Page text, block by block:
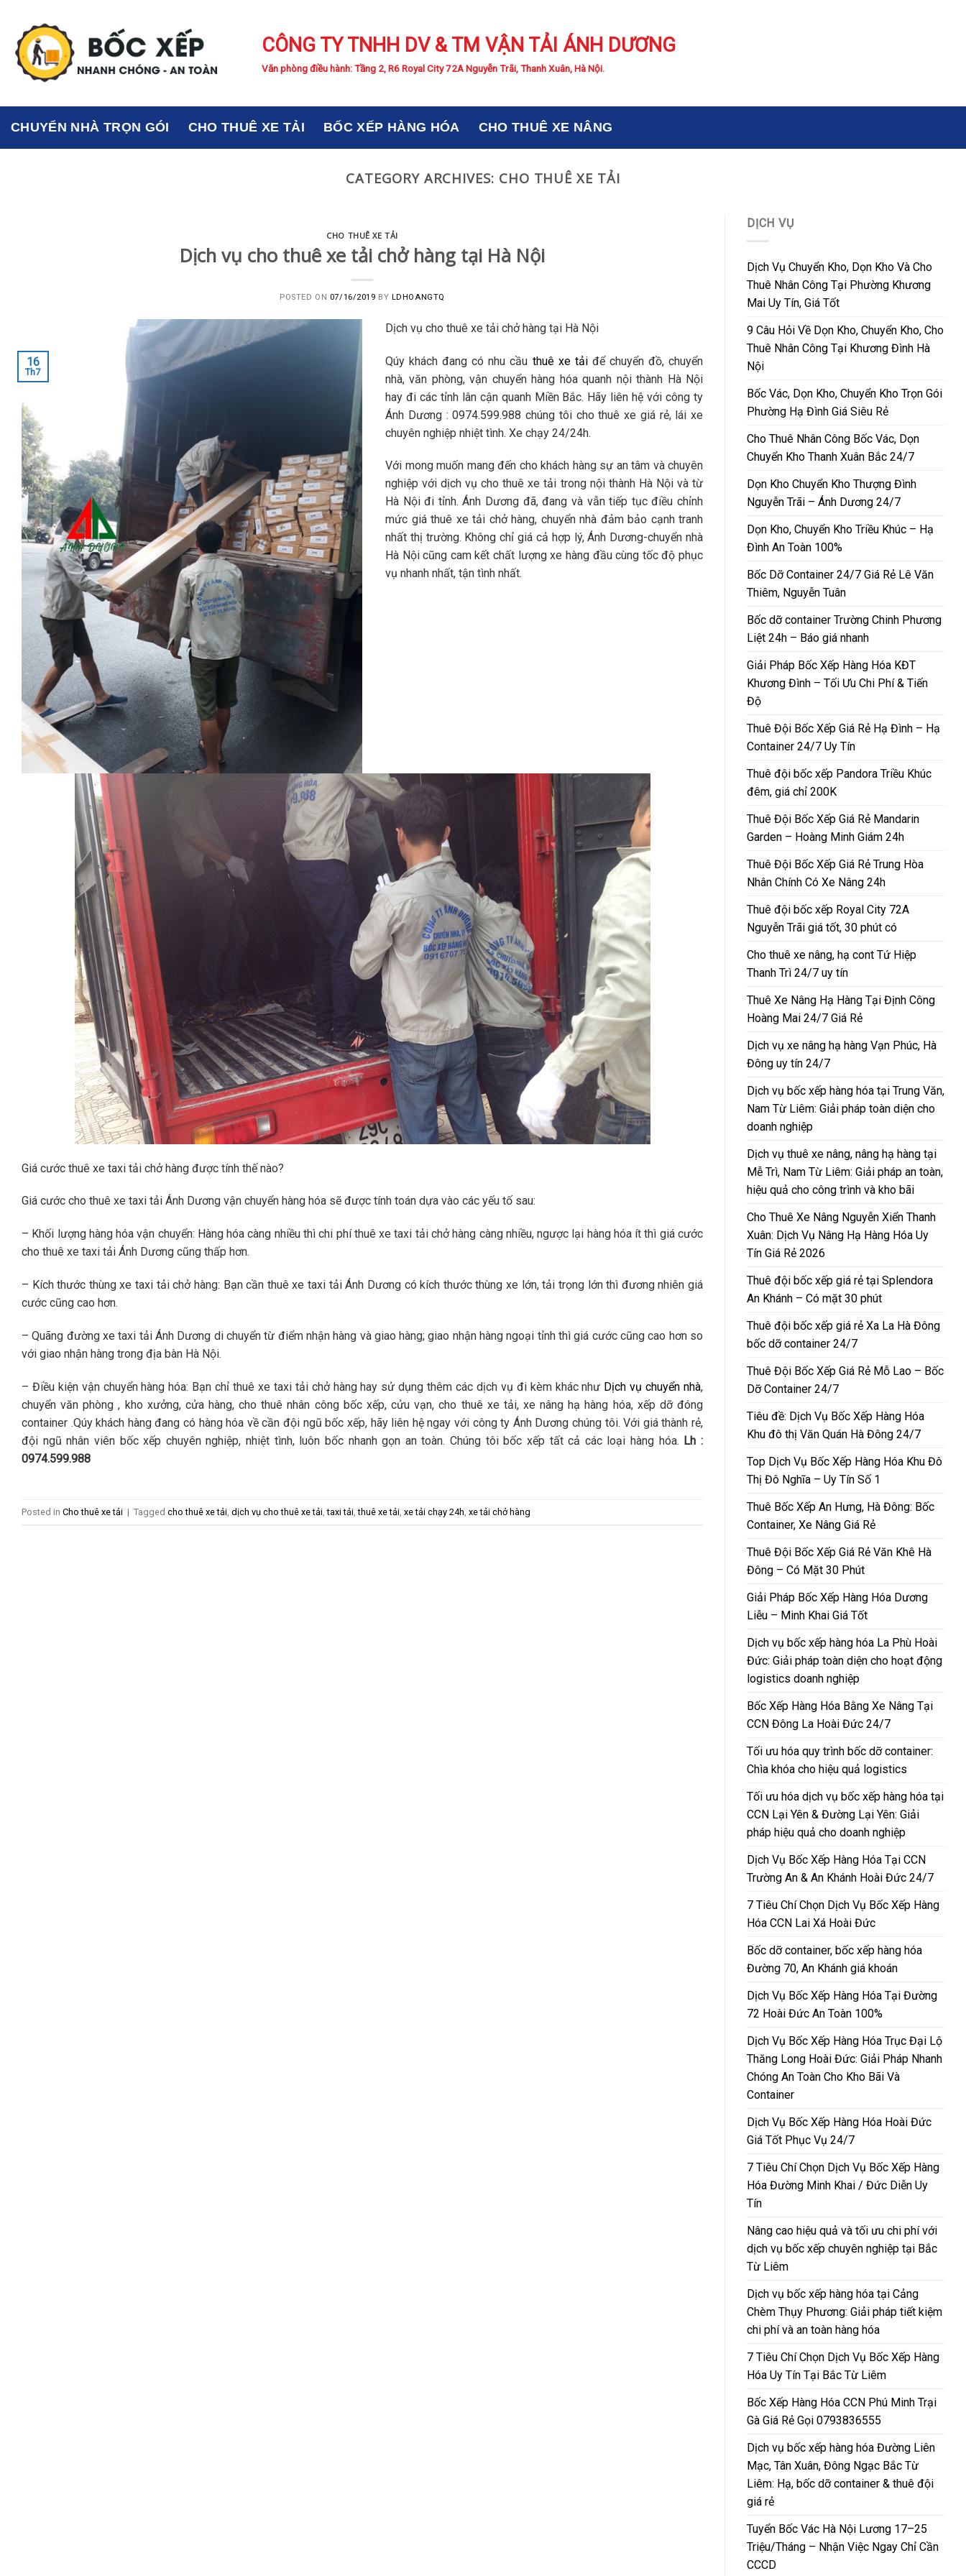
content
CÔNG TY TNHH DV & TM VẬN TẢI ÁNH DƯƠNG
Văn phòng điều hành: Tầng 2, R6 Royal City 72A Nguyễn Trãi, Thanh Xuân, Hà Nội.
CHUYỂN NHÀ TRỌN GÓI CHO THUÊ XE TẢI BỐC XẾP HÀNG HÓA CHO THUÊ XE NÂNG
CATEGORY ARCHIVES: CHO THUÊ XE TẢI
CHO THUÊ XE TẢI
Dịch vụ cho thuê xe tải chở hàng tại Hà Nội
POSTED ON 07/16/2019 BY LDHOANGTQ
16
Th7
Dịch vụ cho thuê xe tải chở hàng tại Hà Nội
Qúy khách đang có nhu cầu thuê xe tảiđể chuyển đồ, chuyển
nhà, văn phòng, vận chuyển hàng hóa quanh nội thành Hà Nội
hay đi các tỉnh lân cận quanh Miền Bắc. Hãy liên hệ với công ty
Ánh Dương : 0974.599.988 chúng tôi cho thuê xe giá rẻ, lái xe
chuyên nghiệp nhiệt tình. Xe chạy 24/24h.
Với mong muốn mang đến cho khách hàng sự an tâm và chuyên
nghiệp với dịch vụ cho thuê xe tải trong nội thành Hà Nội và từ
Hà Nội đi tỉnh. Ánh Dương đã, đang và vẫn tiếp tục điều chỉnh
mức giá thuê xe tải chở hàng, chuyển nhà đảm bảo cạnh tranh
nhất thị trường. Không chỉ giá cả hợp lý, Ánh Dương-chuyển nhà
Hà Nội cũng cam kết chất lượng xe hàng đầu cùng tốc độ phục
vụ nhanh nhất, tận tình nhất.
Giá cước thuê xe taxi tải chở hàng được tính thế nào?
Giá cước cho thuê xe taxi tải Ánh Dương vận chuyển hàng hóa sẽ được tính toán dựa vào các yếu tố sau:
– Khối lượng hàng hóa vận chuyển: Hàng hóa càng nhiều thì chi phí thuê xe taxi tải chở hàng càng nhiều, ngược lại hàng hóa ít thì giá cước
cho thuê xe taxi tải Ánh Dương cũng thấp hơn.
– Kích thước thùng xe taxi tải chở hàng: Bạn cần thuê xe taxi tải Ánh Dương có kích thước thùng xe lớn, tải trọng lớn thì đương nhiên giá
cước cũng cao hơn.
– Quãng đường xe taxi tải Ánh Dương di chuyển từ điểm nhận hàng và giao hàng; giao nhận hàng ngoại tỉnh thì giá cước cũng cao hơn so
với giao nhận hàng trong địa bàn Hà Nội.
– Điều kiện vận chuyển hàng hóa: Bạn chỉ thuê xe taxi tải chở hàng hay sử dụng thêm các dịch vụ đi kèm khác như Dịch vụ chuyển nhà,
chuyển văn phòng , kho xưởng, cửa hàng, cho thuê nhân công bốc xếp, cửu vạn, cho thuê xe tải, xe nâng hạ hàng hóa, xếp dỡ đóng
container .Qúy khách hàng đang có hàng hóa về cần đội ngũ bốc xếp, hãy liên hệ ngay với công ty Ánh Dương chúng tôi. Với giá thành rẻ,
đội ngũ nhân viên bốc xếp chuyên nghiệp, nhiệt tình, luôn bốc nhanh gọn an toàn. Chúng tôi bốc xếp tất cả các loại hàng hóa. Lh :
0974.599.988
Posted in Cho thuê xe tải | Tagged cho thuê xe tải dịch vụ cho thuê xe tải ,taxi tải ,thuê xe tải xe tải chạy 24h xe tải chở hàng
DỊCH VỤ
Dịch Vụ Chuyển Kho, Dọn Kho Và Cho
Thuê Nhân Công Tại Phường Khương
Mai Uy Tín, Giá Tốt
9 Câu Hỏi Về Dọn Kho, Chuyển Kho, Cho
Thuê Nhân Công Tại Khương Đình Hà
Nội
Bốc Vác, Dọn Kho, Chuyển Kho Trọn Gói
Phường Hạ Đình Giá Siêu Rẻ
Cho Thuê Nhân Công Bốc Vác, Dọn
Chuyển Kho Thanh Xuân Bắc 24/7
Dọn Kho Chuyển Kho Thượng Đình
Nguyễn Trãi – Ánh Dương 24/7
Dọn Kho, Chuyển Kho Triều Khúc – Hạ
Đình An Toàn 100%
Bốc Dỡ Container 24/7 Giá Rẻ Lê Văn
Thiêm, Nguyễn Tuân
Bốc dỡ container Trường Chinh Phương
Liệt 24h – Báo giá nhanh
Giải Pháp Bốc Xếp Hàng Hóa KĐT
Khương Đình – Tối Ưu Chi Phí & Tiến
Độ
Thuê Đội Bốc Xếp Giá Rẻ Hạ Đình – Hạ
Container 24/7 Uy Tín
Thuê đội bốc xếp Pandora Triều Khúc
đêm, giá chỉ 200K
Thuê Đội Bốc Xếp Giá Rẻ Mandarin
Garden – Hoàng Minh Giám 24h
Thuê Đội Bốc Xếp Giá Rẻ Trung Hòa
Nhân Chính Có Xe Nâng 24h
Thuê đội bốc xếp Royal City 72A
Nguyễn Trãi giá tốt, 30 phút có
Cho thuê xe nâng, hạ cont Tứ Hiệp
Thanh Trì 24/7 uy tín
Thuê Xe Nâng Hạ Hàng Tại Định Công
Hoàng Mai 24/7 Giá Rẻ
Dịch vụ xe nâng hạ hàng Vạn Phúc, Hà
Đông uy tín 24/7
Dịch vụ bốc xếp hàng hóa tại Trung Văn,
Nam Từ Liêm: Giải pháp toàn diện cho
doanh nghiệp
Dịch vụ thuê xe nâng, nâng hạ hàng tại
Mễ Trì, Nam Từ Liêm: Giải pháp an toàn,
hiệu quả cho công trình và kho bãi
Cho Thuê Xe Nâng Nguyễn Xiển Thanh
Xuân: Dịch Vụ Nâng Hạ Hàng Hóa Uy
Tín Giá Rẻ 2026
Thuê đội bốc xếp giá rẻ tại Splendora
An Khánh – Có mặt 30 phút
Thuê đội bốc xếp giá rẻ Xa La Hà Đông
bốc dỡ container 24/7
Thuê Đội Bốc Xếp Giá Rẻ Mỗ Lao – Bốc
Dỡ Container 24/7
Tiêu đề: Dịch Vụ Bốc Xếp Hàng Hóa
Khu đô thị Văn Quán Hà Đông 24/7
Top Dịch Vụ Bốc Xếp Hàng Hóa Khu Đô
Thị Đô Nghĩa – Uy Tín Số 1
Thuê Bốc Xếp An Hưng, Hà Đông: Bốc
Container, Xe Nâng Giá Rẻ
Thuê Đội Bốc Xếp Giá Rẻ Văn Khê Hà
Đông – Có Mặt 30 Phút
Giải Pháp Bốc Xếp Hàng Hóa Dương
Liễu – Minh Khai Giá Tốt
Dịch vụ bốc xếp hàng hóa La Phù Hoài
Đức: Giải pháp toàn diện cho hoạt động
logistics doanh nghiệp
Bốc Xếp Hàng Hóa Bằng Xe Nâng Tại
CCN Đông La Hoài Đức 24/7
Tối ưu hóa quy trình bốc dỡ container:
Chìa khóa cho hiệu quả logistics
Tối ưu hóa dịch vụ bốc xếp hàng hóa tại
CCN Lại Yên & Đường Lại Yên: Giải
pháp hiệu quả cho doanh nghiệp
Dịch Vụ Bốc Xếp Hàng Hóa Tại CCN
Trường An & An Khánh Hoài Đức 24/7
7 Tiêu Chí Chọn Dịch Vụ Bốc Xếp Hàng
Hóa CCN Lai Xá Hoài Đức
Bốc dỡ container, bốc xếp hàng hóa
Đường 70, An Khánh giá khoán
Dịch Vụ Bốc Xếp Hàng Hóa Tại Đường
72 Hoài Đức An Toàn 100%
Dịch Vụ Bốc Xếp Hàng Hóa Trục Đại Lộ
Thăng Long Hoài Đức: Giải Pháp Nhanh
Chóng An Toàn Cho Kho Bãi Và
Container
Dịch Vụ Bốc Xếp Hàng Hóa Hoài Đức
Giá Tốt Phục Vụ 24/7
7 Tiêu Chí Chọn Dịch Vụ Bốc Xếp Hàng
Hóa Đường Minh Khai / Đức Diễn Uy
Tín
Nâng cao hiệu quả và tối ưu chi phí với
dịch vụ bốc xếp chuyên nghiệp tại Bắc
Từ Liêm
Dịch vụ bốc xếp hàng hóa tại Cảng
Chèm Thụy Phương: Giải pháp tiết kiệm
chi phí và an toàn hàng hóa
7 Tiêu Chí Chọn Dịch Vụ Bốc Xếp Hàng
Hóa Uy Tín Tại Bắc Từ Liêm
Bốc Xếp Hàng Hóa CCN Phú Minh Trại
Gà Giá Rẻ Gọi 0793836555
Dịch vụ bốc xếp hàng hóa Đường Liên
Mạc, Tân Xuân, Đông Ngạc Bắc Từ
Liêm: Hạ, bốc dỡ container & thuê đội
giá rẻ
Tuyển Bốc Vác Hà Nội Lương 17–25
Triệu/Tháng – Nhận Việc Ngay Chỉ Cần
CCCD